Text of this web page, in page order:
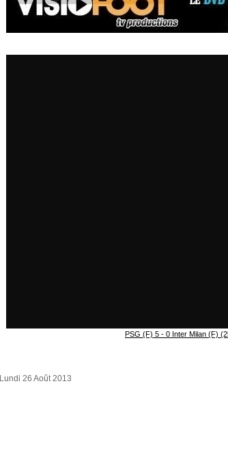
PSG (F) 5 - 0 Inter Milan (F)
Lundi 26 Août 2013